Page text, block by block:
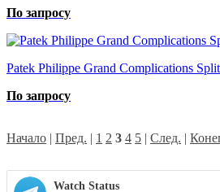
По запросу
Patek Philippe Grand Complications
По запросу
Начало | Пред. | 1 2 3 4 5 | След. |